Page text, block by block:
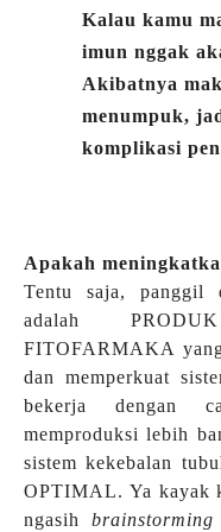
Kalau kamu
imun nggak
Akibatnya
menumpuk,
komplikasi
Apakah
Tentu saja,
adalah
FITOFARMAKA
dan memperkuat
bekerja dengan
memproduksi lebih
sistem kekebalan
OPTIMAL. Ya kayak
ngasih brainstorming